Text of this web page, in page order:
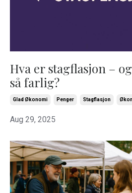
Hva er stagflasjon –
så farlig?
Glad Økonomi Penger Stagflasjon
Aug 29, 2025